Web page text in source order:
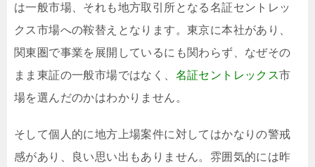
は一般市場、それも地方取引所となる名証セントレッ
クス市場への鞍替えとなります。東京に本社があり、
関東圏で事業を展開しているにも関わらず、なぜその
まま東証の一般市場ではなく、 名証セントレックス市
場を選んだのかはわかりません。
そして個人的に地方上場案件に対してはかなりの警戒
感があり、良い思い出もありません。雰囲気的には昨